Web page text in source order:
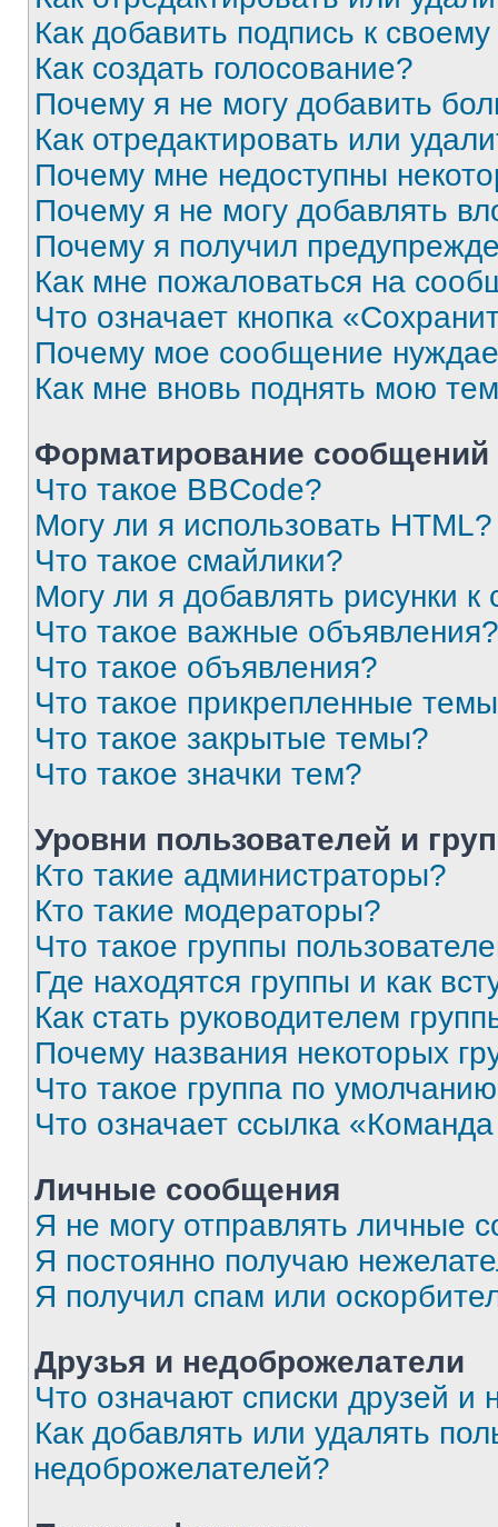
Как добавить подпись к
Как создать голосование?
Почему я не могу добавить
Как отредактировать или
Почему мне недоступны
Почему я не могу добавлять
Почему я получил
Как мне пожаловаться на
Что означает кнопка
Почему мое сообщение
Как мне вновь поднять мою
Форматирование
Что такое BBCode?
Могу ли я использовать HTML?
Что такое смайлики?
Могу ли я добавлять рисунки
Что такое важные объявления?
Что такое объявления?
Что такое прикрепленные
Что такое закрытые темы?
Что такое значки тем?
Уровни пользователей и
Кто такие администраторы?
Кто такие модераторы?
Что такое группы
Где находятся группы и как
Как стать руководителем
Почему названия некоторых
Что такое группа по
Что означает ссылка
Личные сообщения
Я не могу отправлять личные
Я постоянно получаю
Я получил спам или
Друзья и недоброжелатели
Что означают списки друзей и
Как добавлять или удалять
недоброжелателей?